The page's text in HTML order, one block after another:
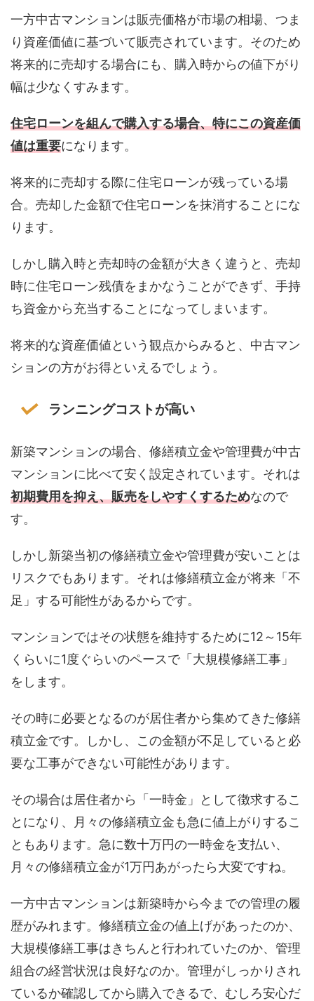
一方中古マンションは販売価格が市場の相場、つま
り資産価値に基づいて販売されています。そのため
将来的に売却する場合にも、購入時からの値下がり
幅は少なくすみます。
住宅ローンを組んで購入する場合、特にこの資産価
値は重要になります。
将来的に売却する際に住宅ローンが残っている場
合。売却した金額で住宅ローンを抹消することにな
ります。
しかし購入時と売却時の金額が大きく違うと、売却
時に住宅ローン残債をまかなうことができず、手持
ち資金から充当することになってしまいます。
将来的な資産価値という観点からみると、中古マン
ションの方がお得といえるでしょう。
ランニングコストが高い
新築マンションの場合、修繕積立金や管理費が中古
マンションに比べて安く設定されています。それは
初期費用を抑え、販売をしやすくするためなので
す。
しかし新築当初の修繕積立金や管理費が安いことは
リスクでもあります。それは修繕積立金が将来「不
足」する可能性があるからです。
マンションではその状態を維持するために12～15年
くらいに1度ぐらいのペースで「大規模修繕工事」
をします。
その時に必要となるのが居住者から集めてきた修繕
積立金です。しかし、この金額が不足していると必
要な工事ができない可能性があります。
その場合は居住者から「一時金」として徴求するこ
とになり、月々の修繕積立金も急に値上がりするこ
ともあります。急に数十万円の一時金を支払い、
月々の修繕積立金が1万円あがったら大変ですね。
一方中古マンションは新築時から今までの管理の履
歴がみれます。修繕積立金の値上げがあったのか、
大規模修繕工事はきちんと行われていたのか、管理
組合の経営状況は良好なのか。管理がしっかりされ
ているか確認してから購入できるで、むしろ安心だ